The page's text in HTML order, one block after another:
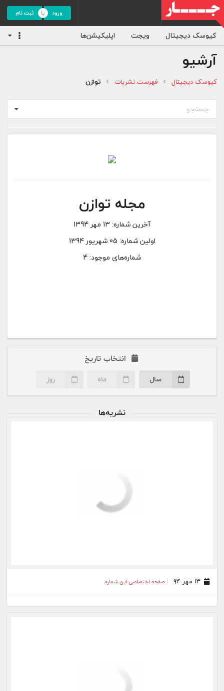
ورود ثبت نام
کیوسک دیجیتال ویجت اپلیکیشن‌ها
آرشیو
کیوسک دیجیتال فهرست نشریات توازن
جستجو
مجله توازن
آخرین شماره: 13 مهر 1394
اولین شماره: 05 شهریور 1394
شماره‌های موجود: 4
انتخاب تاریخ
سال ماه روز
نشریه‌ها
۱۳ مهر ۹۴ صفحه اختصاصی این شماره